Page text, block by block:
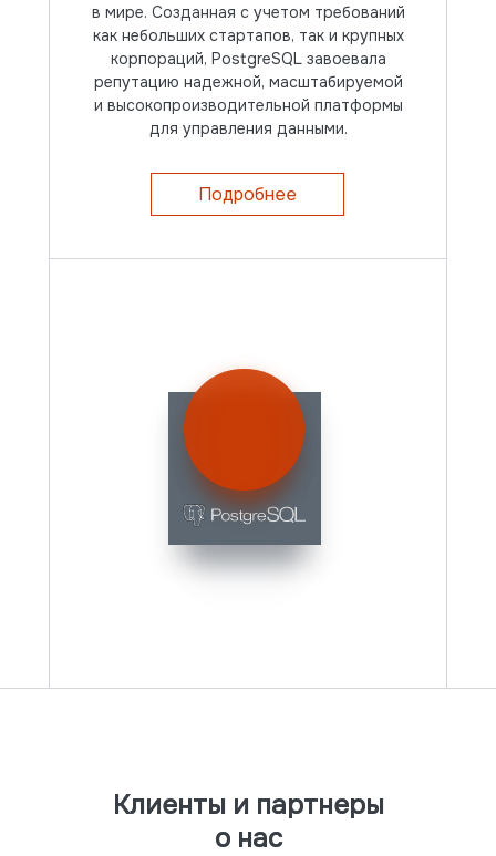
в мире. Созданная с учетом требований
как небольших стартапов, так и крупных
корпораций, PostgreSQL завоевала
репутацию надежной, масштабируемой
и высокопроизводительной платформы
для управления данными.
Подробнее
Клиенты и партнеры
о нас
Клиенты и партнеры
о нас